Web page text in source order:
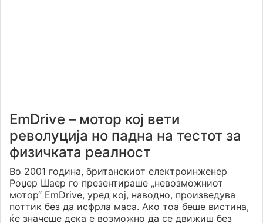
EmDrive – мотор кој вети
револуција но падна на тестот за
физичката реалност
Во 2001 година, британскиот електроинженер
Роџер Шаер го презентираше „невозможниот
мотор“ EmDrive, уред кој, наводно, произведува
поттик без да исфрла маса. Ако тоа беше вистина,
ќе значеше дека е возможно да се движиш без